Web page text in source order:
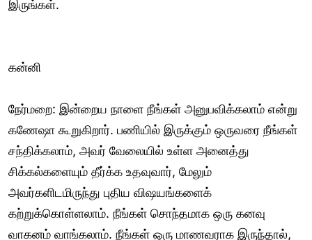
இருங்கள்.
கன்னி
நேர்மறை: இன்றைய நாளை நீங்கள் அனுபவிக்கலாம் என்று
கணேஷா கூறுகிறார். பணியில் இருக்கும் ஒருவரை நீங்கள்
சந்திக்கலாம், அவர் வேலையில் உள்ள அனைத்து
சிக்கல்களையும் தீர்க்க உதவுவார், மேலும்
அவர்களிடமிருந்து புதிய விஷயங்களைக்
கற்றுக்கொள்ளலாம். நீங்கள் சொந்தமாக ஒரு கனவு
வாகனம் வாங்கலாம். நீங்கள் ஒரு மாணவராக இருந்தால்,